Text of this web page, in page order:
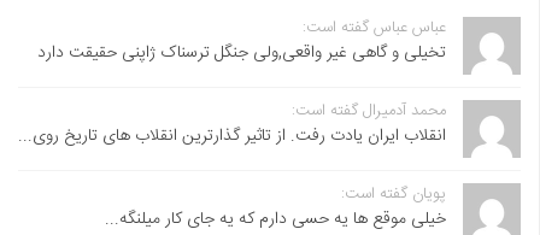
عباس عباس گفته است:
تخیلی و گاهی غیر واقعی,ولی جنگل ترسناک ژاپنی حقیقت دارد
محمد آدمیرال گفته است:
انقلاب ایران یادت رفت. از تاثیر گذارترین انقلاب های تاریخ روی...
پویان گفته است:
خیلی موقع ها یه حسی دارم که یه جای کار میلنگه...